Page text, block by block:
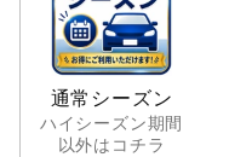
通常シーズン
ハイシーズン期間
以外はコチラ